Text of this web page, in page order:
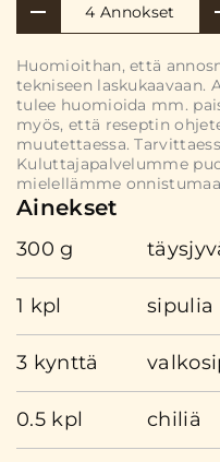
4 Annokset
Huomioithan, että
tekniseen laskukaavaan.
tulee huomioida mm.
myös, että reseptin
muutettaessa.
Kuluttajapalvelumme
mielellämme
Ainekset
300 g
1 kpl sipulia
3 kynttä
0.5 kpl chiliä